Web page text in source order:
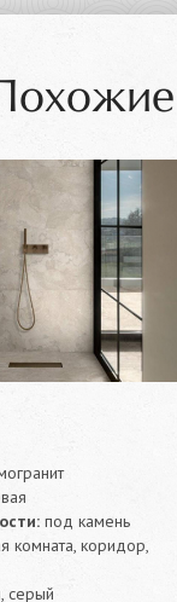
под камень
комната, коридор,
серый